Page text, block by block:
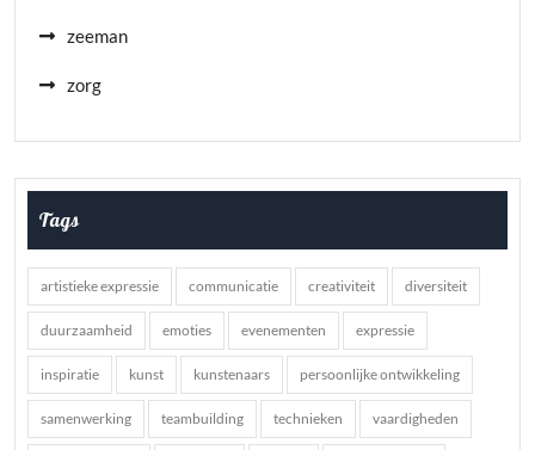
zeeman
zorg
Tags
artistieke expressie communicatie creativiteit diversiteit
duurzaamheid emoties evenementen expressie
inspiratie kunst kunstenaars persoonlijke ontwikkeling
samenwerking teambuilding technieken vaardigheden